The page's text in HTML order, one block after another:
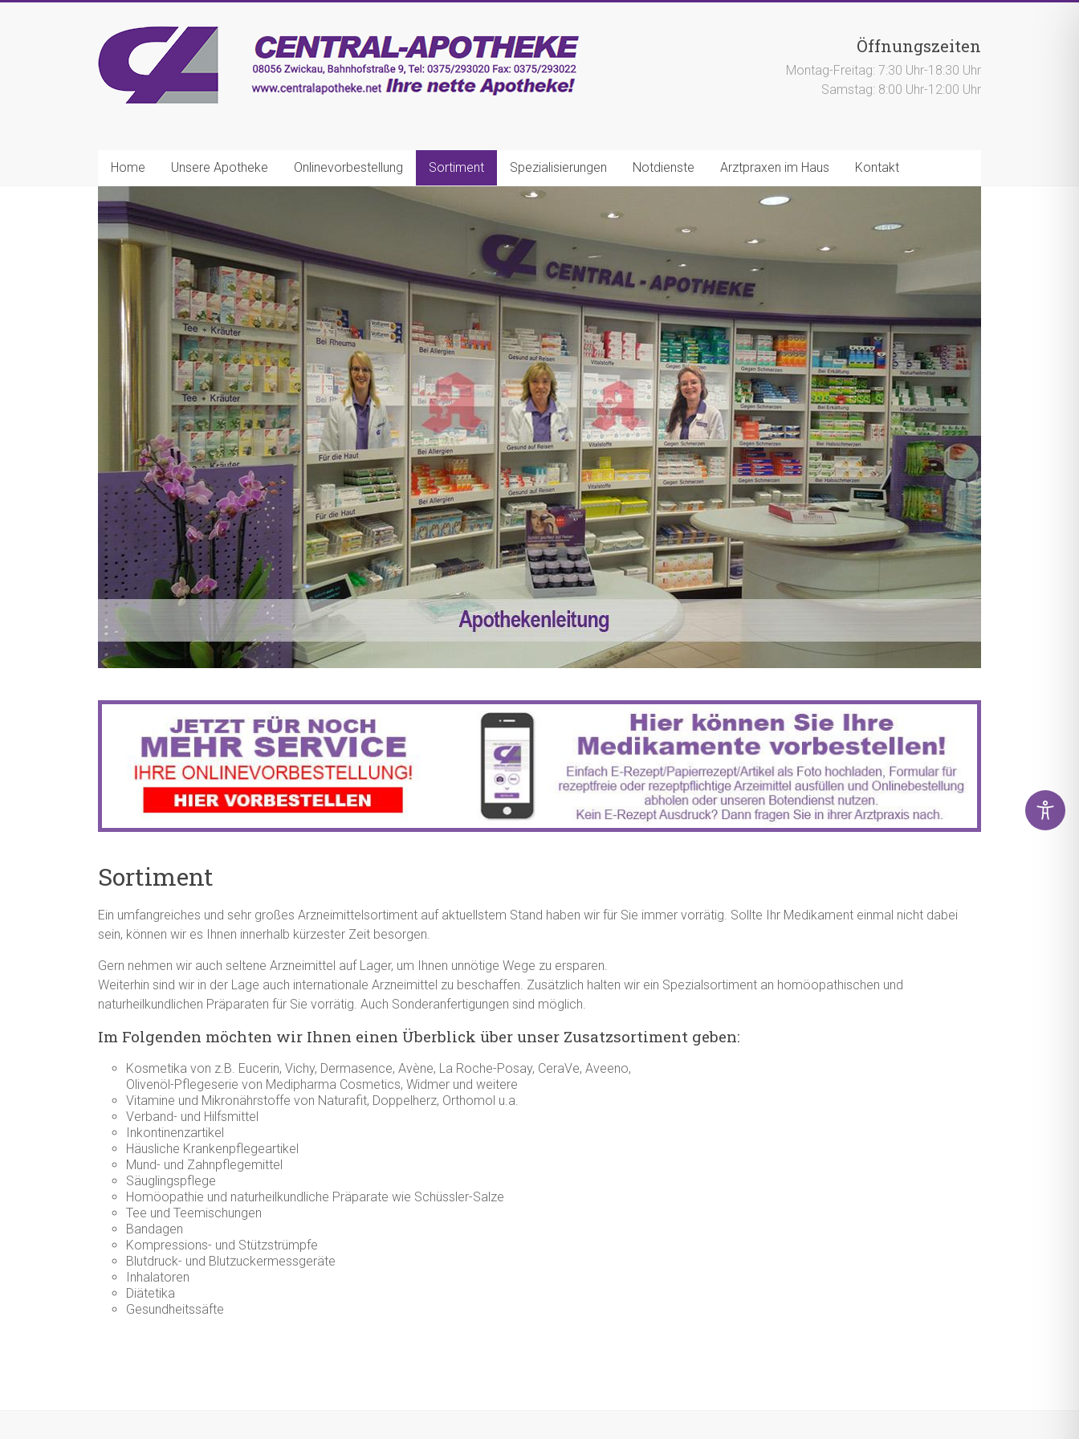
CENTRAL-
APOTHEKE
Zwickau
nette
Öffnungszeiten
Montag-Freitag: 7:30 Uhr-18:30 Uhr
Samstag: 8:00 Uhr-12:00 Uhr
Home Unsere Apotheke Onlinevorbestellung Sortiment Spezialisierungen Notdienste Arztpraxen im Haus Kontakt
BIS ZU 55% RABATT AUF REZEPTFREIE MEDIKAMENTE
5% TREUEBONUS MIT KUNDENKARTE
Sortiment
Ein umfangreiches und sehr großes Arzneimittelsortiment auf aktuellstem Stand haben wir für Sie immer vorrätig. Sollte Ihr Medikament einmal nicht dabei
sein, können wir es Ihnen innerhalb kürzester Zeit besorgen.
Gern nehmen wir auch seltene Arzneimittel auf Lager, um Ihnen unnötige Wege zu ersparen.
Weiterhin sind wir in der Lage auch internationale Arzneimittel zu beschaffen. Zusätzlich halten wir ein Spezialsortiment an homöopathischen und
naturheilkundlichen Präparaten für Sie vorrätig. Auch Sonderanfertigungen sind möglich.
Im Folgenden möchten wir Ihnen einen Überblick über unser Zusatzsortiment geben:
Kosmetika von z.B. Eucerin, Vichy, Dermasence, Avène, La Roche-Posay, CeraVe, Aveeno,
Olivenöl-Pflegeserie von Medipharma Cosmetics, Widmer und weitere
Vitamine und Mikronährstoffe von Naturafit, Doppelherz, Orthomol u.a.
Verband- und Hilfsmittel
Inkontinenzartikel
Häusliche Krankenpflegeartikel
Mund- und Zahnpflegemittel
Säuglingspflege
Homöopathie und naturheilkundliche Präparate wie Schüssler-Salze
Tee und Teemischungen
Bandagen
Kompressions- und Stützstrümpfe
Blutdruck- und Blutzuckermessgeräte
Inhalatoren
Diätetika
Gesundheitssäfte